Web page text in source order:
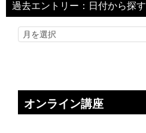
過去エントリー：日付から探す
オンライン講座